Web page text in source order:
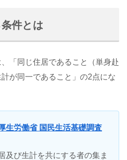
件とは
「同じ住居であること（単身赴
が同一であること」の2点にな
生労働省 国民生活基礎調査
及び生計を共にする者の集ま